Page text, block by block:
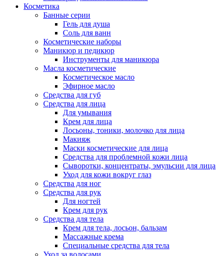
Косметика
Банные серии
Гель для душа
Соль для ванн
Косметические наборы
Маникюр и педикюр
Инструменты для маникюра
Масла косметические
Косметическое масло
Эфирное масло
Средства для губ
Средства для лица
Для умывания
Крем для лица
Лосьоны, тоники, молочко для лица
Макияж
Маски косметические для лица
Средства для проблемной кожи лица
Сыворотки, концентраты, эмульсии для лица
Уход для кожи вокруг глаз
Средства для ног
Средства для рук
Для ногтей
Крем для рук
Средства для тела
Крем для тела, лосьон, бальзам
Массажные крема
Специальные средства для тела
Уход за волосами